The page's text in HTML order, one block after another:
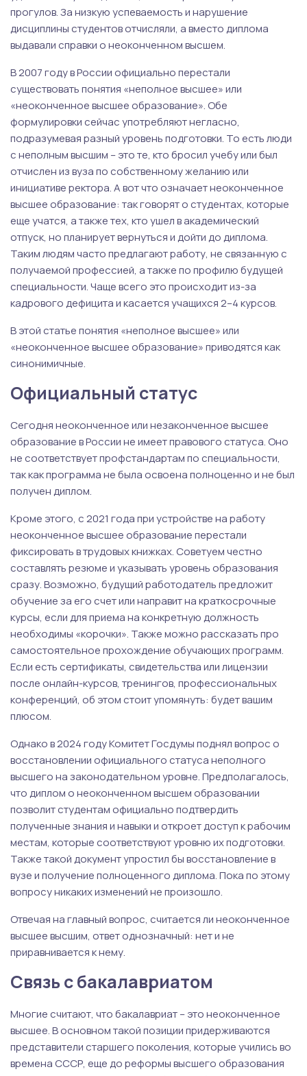
прогулов. За низкую успеваемость и нарушение
дисциплины студентов отчисляли, а вместо диплома
выдавали справки о неоконченном высшем.
В 2007 году в России официально перестали
существовать понятия «неполное высшее» или
«неоконченное высшее образование». Обе
формулировки сейчас употребляют негласно,
подразумевая разный уровень подготовки. То есть люди
с неполным высшим – это те, кто бросил учебу или был
отчислен из вуза по собственному желанию или
инициативе ректора. А вот что означает неоконченное
высшее образование: так говорят о студентах, которые
еще учатся, а также тех, кто ушел в академический
отпуск, но планирует вернуться и дойти до диплома.
Таким людям часто предлагают работу, не связанную с
получаемой профессией, а также по профилю будущей
специальности. Чаще всего это происходит из-за
кадрового дефицита и касается учащихся 2–4 курсов.
В этой статье понятия «неполное высшее» или
«неоконченное высшее образование» приводятся как
синонимичные.
Официальный статус
Сегодня неоконченное или незаконченное высшее
образование в России не имеет правового статуса. Оно
не соответствует профстандартам по специальности,
так как программа не была освоена полноценно и не был
получен диплом.
Кроме этого, с 2021 года при устройстве на работу
неоконченное высшее образование перестали
фиксировать в трудовых книжках. Советуем честно
составлять резюме и указывать уровень образования
сразу. Возможно, будущий работодатель предложит
обучение за его счет или направит на краткосрочные
курсы, если для приема на конкретную должность
необходимы «корочки». Также можно рассказать про
самостоятельное прохождение обучающих программ.
Если есть сертификаты, свидетельства или лицензии
после онлайн-курсов, тренингов, профессиональных
конференций, об этом стоит упомянуть: будет вашим
плюсом.
Однако в 2024 году Комитет Госдумы поднял вопрос о
восстановлении официального статуса неполного
высшего на законодательном уровне. Предполагалось,
что диплом о неоконченном высшем образовании
позволит студентам официально подтвердить
полученные знания и навыки и откроет доступ к рабочим
местам, которые соответствуют уровню их подготовки.
Также такой документ упростил бы восстановление в
вузе и получение полноценного диплома. Пока по этому
вопросу никаких изменений не произошло.
Отвечая на главный вопрос, считается ли неоконченное
высшее высшим, ответ однозначный: нет и не
приравнивается к нему.
Связь с бакалавриатом
Многие считают, что бакалавриат – это неоконченное
высшее. В основном такой позиции придерживаются
представители старшего поколения, которые учились во
времена СССР, еще до реформы высшего образования